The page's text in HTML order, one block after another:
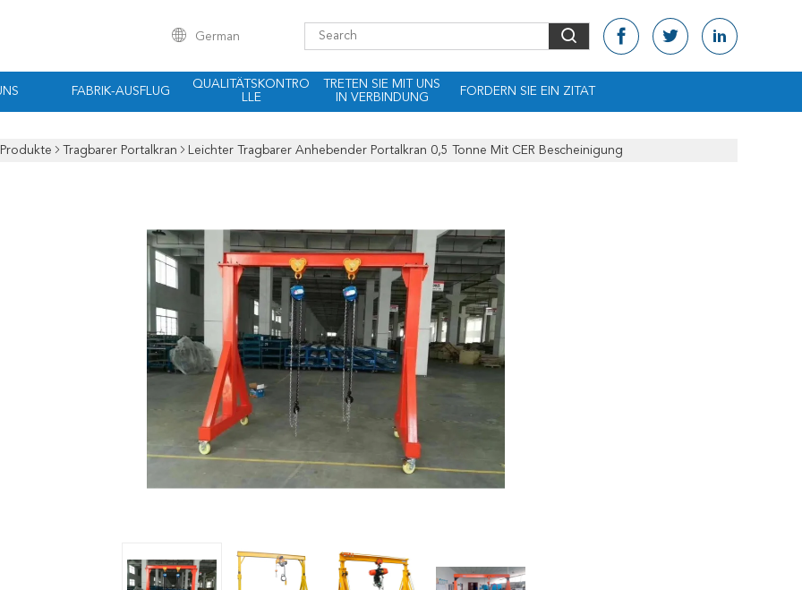
German
FABRIK-AUSFLUG
QUALITÄTSKONTRO
LLE
TRETEN SIE MIT UNS
IN VERBINDUNG
FORDERN SIE EIN ZITAT
Produkte Tragbarer Portalkran Leichter Tragbarer Anhebender Portalkran 0,5 Tonne Mit CER Bescheinigung